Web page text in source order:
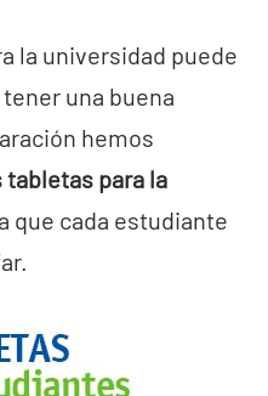
la universidad puede
una buena
hemos
para la
que cada estudiante